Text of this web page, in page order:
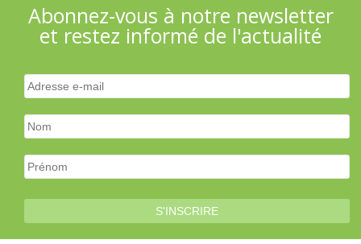
Abonnez-vous à notre newsletter
et restez informé de l'actualité